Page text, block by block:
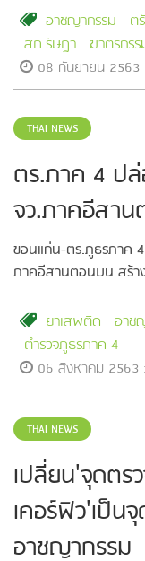
อาชญากรรม ต
สภ.รัษฎา ฆาตรกร
08 กันยายน 2563
THAI NEWS
ตร.ภาค 4 ป
จว.ภาคอีสา
ขอนแก่น-ตร.ภูธรภาค
ภาคอีสานตอนบน สร้า
ยาเสพติด อาช
ตำรวจภูธรภาค 4
06 สิงหาคม 2563
THAI NEWS
เปลี่ยน'จุดตร
เคอร์ฟิว'เป็น
อาชญากรรม